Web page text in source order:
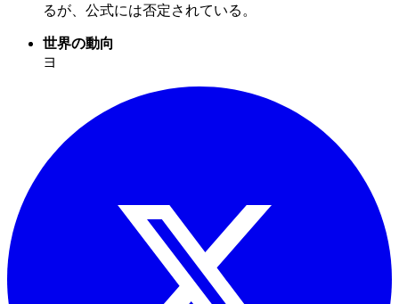
るが、公式には否定されている。
世界の動向
ヨ